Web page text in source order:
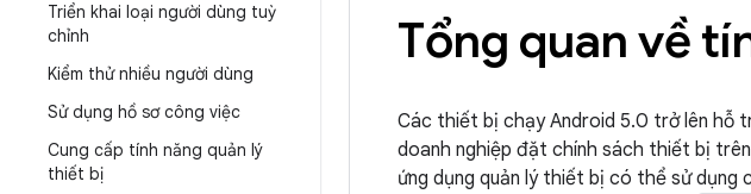
Triển khai loại người dùng tuỳ
chỉnh
Kiểm thử nhiều người dùng
Sử dụng hồ sơ công việc
Cung cấp tính năng quản lý
thiết bị
Tổng quan về
Các thiết bị chạy Android 5.0 trở lên hỗ
doanh nghiệp đặt chính sách thiết bị
ứng dụng quản lý thiết bị có thể sử dụng